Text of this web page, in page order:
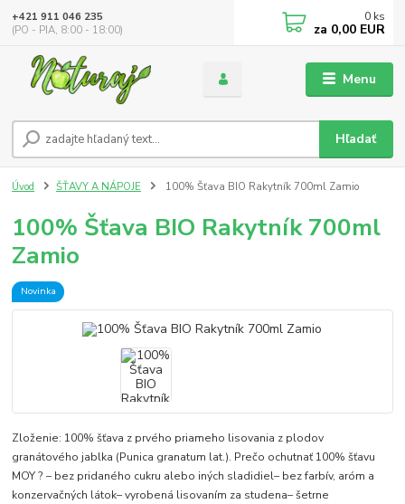
Menu
Hľadať
+421 911 046 235
(PO - PIA, 8:00 - 18:00)
0 ks
za 0,00 EUR
Úvod ŠŤAVY A NÁPOJE 100% Šťava BIO Rakytník 700ml Zamio
100% Šťava BIO Rakytník 700ml
Zamio
Novinka
Zloženie: 100% šťava z prvého priameho lisovania z plodov
granátového jablka (Punica granatum lat.). Prečo ochutnať 100% šťavu
MOY ? – bez pridaného cukru alebo iných sladidiel– bez farbív, aróm a
konzervačných látok– vyrobená lisovaním za studena– šetrne